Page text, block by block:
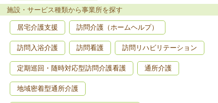
施設・サービス種類から事業所を探す
居宅介護支援 訪問介護（ホームヘルプ）
訪問入浴介護 訪問看護 訪問リハビリテーション
定期巡回・随時対応型訪問介護看護 通所介護
地域密着型通所介護